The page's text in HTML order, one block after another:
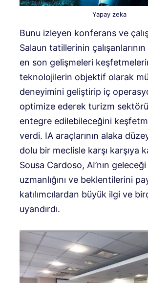
Yapay zeka
Bunu izleyen konferans ve
Salaun tatillerinin çalışanlarının
en son gelişmeleri
teknolojilerin objektif olarak
deneyimini geliştirip iç
optimize ederek turizm
entegre edilebileceğini
verdi. IA araçlarının alaka
dolu bir meclisle karşı karşıya
Sousa Cardoso, AI’nın
uzmanlığını ve beklentilerini
katılımcılardan büyük ilgi ve
uyandırdı.